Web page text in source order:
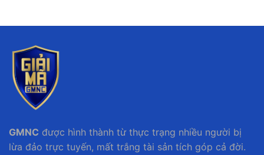
GMNC được hình thành từ thực trạng nhiều người bị
lừa đảo trực tuyến, mất trắng tài sản tích góp cả đời.